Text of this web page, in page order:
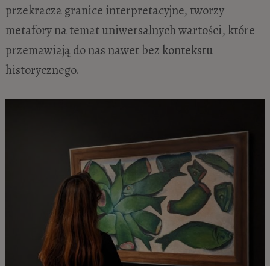
przekracza granice interpretacyjne, tworzy
metafory na temat uniwersalnych wartości, które
przemawiają do nas nawet bez kontekstu
historycznego.